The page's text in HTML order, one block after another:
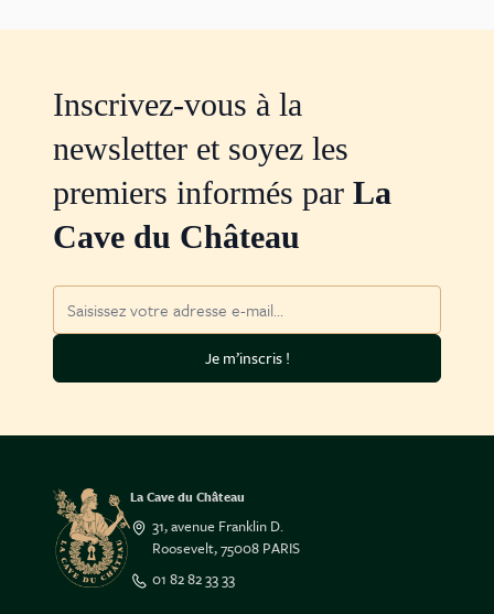
Inscrivez-vous à la
newsletter et soyez les
premiers informés par La
Cave du Château
Adresse mail
Je m’inscris !
La Cave du Château
31, avenue Franklin D.
Roosevelt, 75008 PARIS
01 82 82 33 33